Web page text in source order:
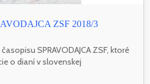
ZSF 2018/3
SPRAVODAJCA ZSF, ktoré
o dianí v slovenskej